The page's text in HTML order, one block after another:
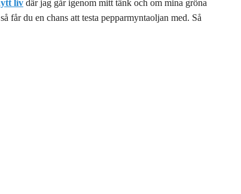
liv där jag går igenom mitt tänk och om mina gröna
får du en chans att testa pepparmyntaoljan med. Så